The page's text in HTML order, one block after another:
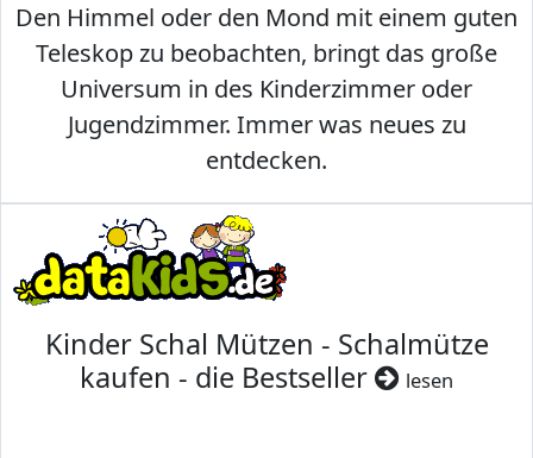
Den Himmel oder den Mond mit einem guten
Teleskop zu beobachten, bringt das große
Universum in des Kinderzimmer oder
Jugendzimmer. Immer was neues zu
entdecken.
Kinder Schal Mützen - Schalmütze
kaufen - die Bestseller
lesen